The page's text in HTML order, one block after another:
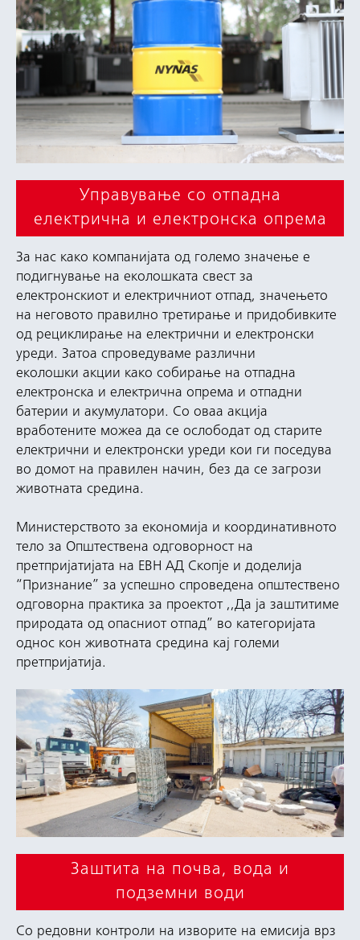
Управување со отпадна
електрична и електронска опрема
За нас како компанијата од големо значење е
подигнување на еколошката свест за
електронскиот и електричниот отпад, значењето
на неговото правилно третирање и придобивките
од рециклирање на електрични и електронски
уреди. Затоа спроведуваме различни
еколошки акции како собирање на отпадна
електронска и електрична опрема и отпадни
батерии и акумулатори. Со оваа акција
вработените можеа да се ослободат од старите
електрични и електронски уреди кои ги поседува
во домот на правилен начин, без да се загрози
животната средина.
Министерството за економија и координативното
тело за Општествена одговорност на
претпријатијата на ЕВН АД Скопје и доделија
“Признание” за успешно спроведена општествено
одговорна практика за проектот ,,Да ја заштитиме
природата од опасниот отпад” во категоријата
однос кон животната средина кај големи
претпријатија.
Заштита на почва, вода и
подземни води
Со редовни контроли на изворите на емисија врз